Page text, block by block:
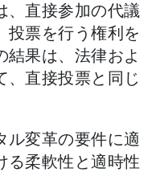
、直接参加の代議
投票を行う権利を
結果は、法律およ
、直接投票と同じ
ル変革の要件に適
る柔軟性と適時性